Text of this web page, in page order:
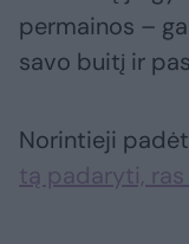
permainos –
savo buitį ir
Norintieji
tą padaryti, ras